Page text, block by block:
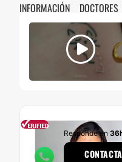
INFORMACIÓN DOCTORES
Responde en